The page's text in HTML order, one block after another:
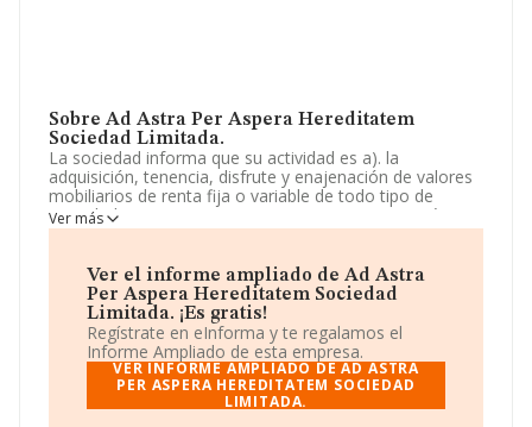
Sobre Ad Astra Per Aspera Hereditatem
Sociedad Limitada.
La sociedad informa que su actividad es a). la
adquisición, tenencia, disfrute y enajenación de valores
mobiliarios de renta fija o variable de todo tipo de
sociedades, siempre por cuenta propia. se exceptúan
las actividades expresamente reservadas por la ley a las
expresamente reservado. La empresa está registrada
como Sociedad Limitada. Su CNAE corresponde a 6499
con código 'Otros servicios financieros, excepto
seguros y fondos de pensiones n.c.o.p.'. La empresa no
tiene actividad en mercados exteriores.
La sociedad españolaAd Astra Per Aspera
Hereditatem Sociedad Limitada, con número de
Ver más
Ver el informe ampliado de Ad Astra
Per Aspera Hereditatem Sociedad
Limitada. ¡Es gratis!
Regístrate en eInforma y te regalamos el
Informe Ampliado de esta empresa.
VER INFORME AMPLIADO DE AD ASTRA
PER ASPERA HEREDITATEM SOCIEDAD
LIMITADA.